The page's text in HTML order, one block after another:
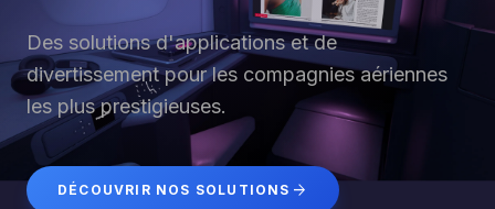
Des solutions d'applications et de
divertissement pour les compagnies aériennes
les plus prestigieuses.
DÉCOUVRIR NOS SOLUTIONS arrow_forward